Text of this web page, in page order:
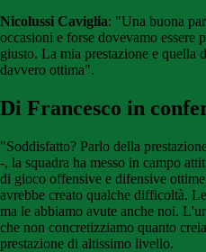
Nicolussi Caviglia: "Una buona
occasioni e forse dovevamo essere
giusto. La mia prestazione e quella
davvero ottima".
Di Francesco in
"Soddisfatto? Parlo della
-, la squadra ha messo in campo
di gioco offensive e difensive
avrebbe creato qualche difficoltà.
ma le abbiamo avute anche noi.
che non concretizziamo quanto
prestazione di altissimo livello.